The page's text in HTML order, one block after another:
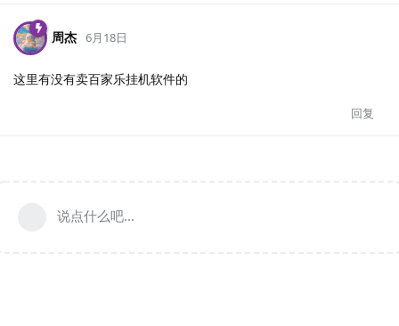
周杰 6月18日
这里有没有卖百家乐挂机软件的
回复
说点什么吧...